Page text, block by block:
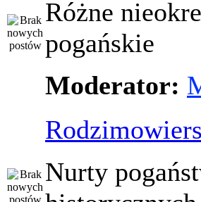
Różne
pogańskie
Moderator:
Nurty